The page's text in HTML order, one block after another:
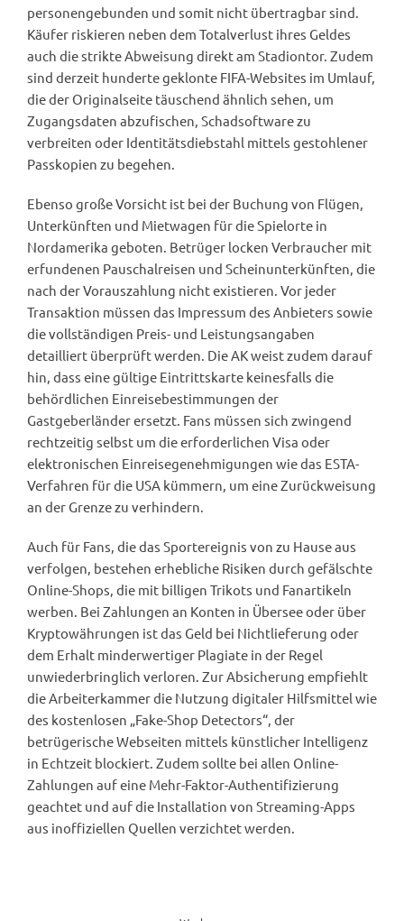
personengebunden und somit nicht übertragbar sind.
Käufer riskieren neben dem Totalverlust ihres Geldes
auch die strikte Abweisung direkt am Stadiontor. Zudem
sind derzeit hunderte geklonte FIFA-Websites im Umlauf,
die der Originalseite täuschend ähnlich sehen, um
Zugangsdaten abzufischen, Schadsoftware zu
verbreiten oder Identitätsdiebstahl mittels gestohlener
Passkopien zu begehen.
Ebenso große Vorsicht ist bei der Buchung von Flügen,
Unterkünften und Mietwagen für die Spielorte in
Nordamerika geboten. Betrüger locken Verbraucher mit
erfundenen Pauschalreisen und Scheinunterkünften, die
nach der Vorauszahlung nicht existieren. Vor jeder
Transaktion müssen das Impressum des Anbieters sowie
die vollständigen Preis- und Leistungsangaben
detailliert überprüft werden. Die AK weist zudem darauf
hin, dass eine gültige Eintrittskarte keinesfalls die
behördlichen Einreisebestimmungen der
Gastgeberländer ersetzt. Fans müssen sich zwingend
rechtzeitig selbst um die erforderlichen Visa oder
elektronischen Einreisegenehmigungen wie das ESTA-
Verfahren für die USA kümmern, um eine Zurückweisung
an der Grenze zu verhindern.
Auch für Fans, die das Sportereignis von zu Hause aus
verfolgen, bestehen erhebliche Risiken durch gefälschte
Online-Shops, die mit billigen Trikots und Fanartikeln
werben. Bei Zahlungen an Konten in Übersee oder über
Kryptowährungen ist das Geld bei Nichtlieferung oder
dem Erhalt minderwertiger Plagiate in der Regel
unwiederbringlich verloren. Zur Absicherung empfiehlt
die Arbeiterkammer die Nutzung digitaler Hilfsmittel wie
des kostenlosen „Fake-Shop Detectors“, der
betrügerische Webseiten mittels künstlicher Intelligenz
in Echtzeit blockiert. Zudem sollte bei allen Online-
Zahlungen auf eine Mehr-Faktor-Authentifizierung
geachtet und auf die Installation von Streaming-Apps
aus inoffiziellen Quellen verzichtet werden.